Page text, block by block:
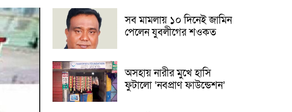
সব মামলায় ১০ দিনেই জামিন
পেলেন যুবলীগের শওকত
অসহায় নারীর মুখে হাসি
ফুটালো ‘নবপ্রাণ ফাউন্ডেশন’